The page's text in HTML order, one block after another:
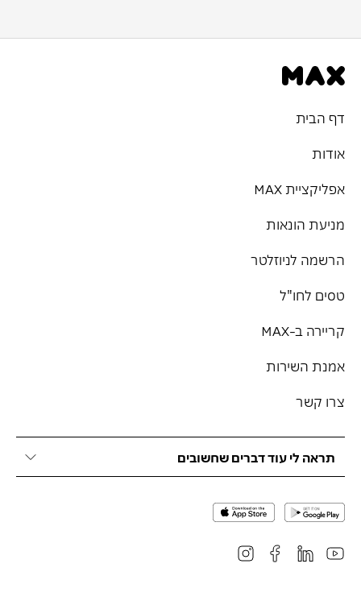
דף הבית
אודות
אפליקציית MAX
מניעת הונאות
הרשמה לניוזלטר
טסים לחו"ל
קריירה ב-MAX
אמנת השירות
צרו קשר
תראה לי עוד דברים שחשובים